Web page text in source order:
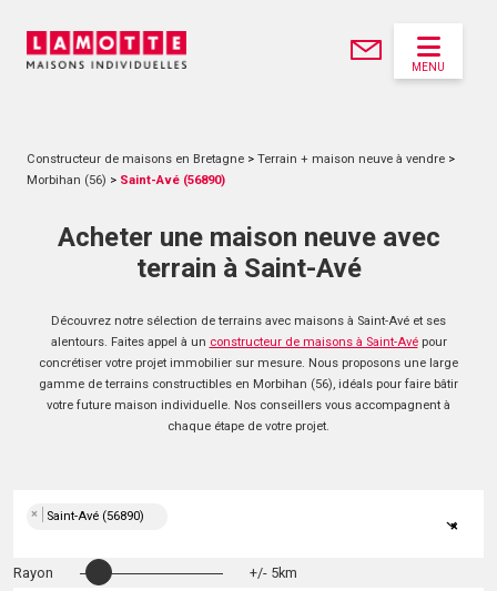
MENU
Constructeur de maisons en Bretagne > Terrain + maison neuve à vendre >
Morbihan (56) > Saint-Avé (56890)
Acheter une maison neuve avec
terrain à Saint-Avé
Découvrez notre sélection de terrains avec maisons à Saint-Avé et ses
alentours. Faites appel à un constructeur de maisons à Saint-Avépour
concrétiser votre projet immobilier sur mesure. Nous proposons une large
gamme de terrains constructibles en Morbihan (56), idéals pour faire bâtir
votre future maison individuelle. Nos conseillers vous accompagnent à
chaque étape de votre projet.
×
× Saint-Avé (56890)
Rayon +/- 5km